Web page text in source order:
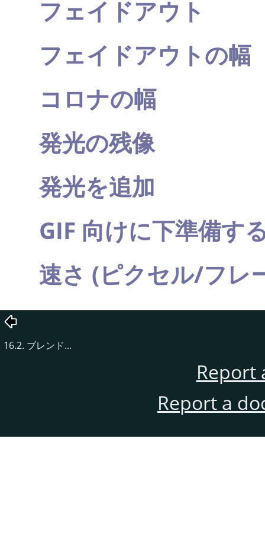
フェイドアウト
フェイドアウトの幅
コロナの幅
発光の残像
発光を追加
GIF 向けに下準備す
速さ (ピクセル/フレ
16.2. ブレンド...
Report
Report a